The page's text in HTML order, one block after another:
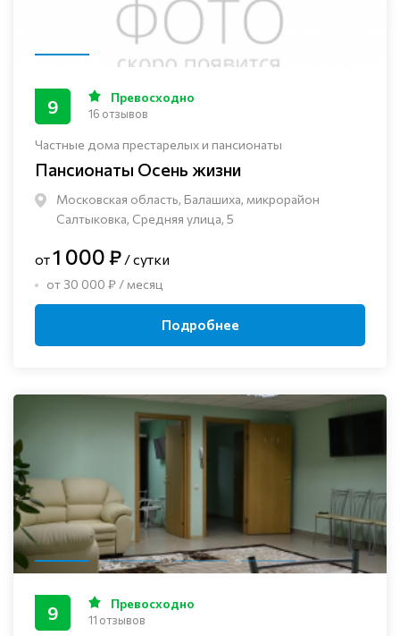
Частные дома престарелых и пансионаты
Пансионаты Осень жизни
Московская область, Балашиха, микрорайон
Салтыковка, Средняя улица, 5
9 Превосходно
16 отзывов
от1 000 ₽ / сутки
от 30 000 ₽ / месяц
Подробнее
9 Превосходно
11 отзывов